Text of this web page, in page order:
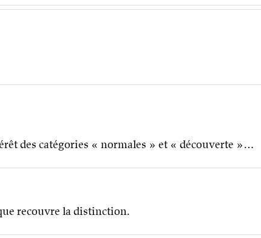
des catégories « normales » et « découverte »…
recouvre la distinction.